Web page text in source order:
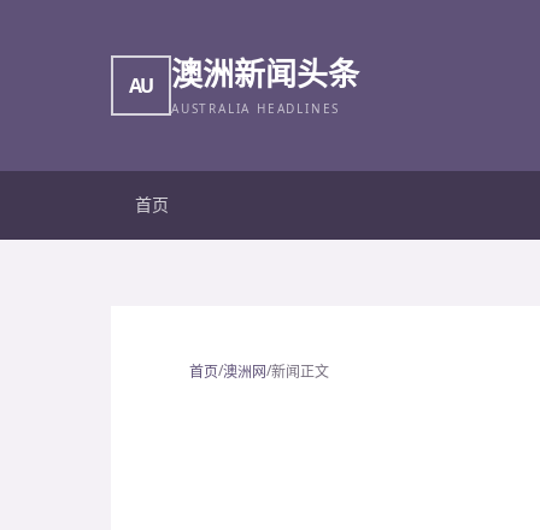
AU 澳洲新闻头条
AUSTRALIA HEADLINES
首页
首页/澳洲网/新闻正文